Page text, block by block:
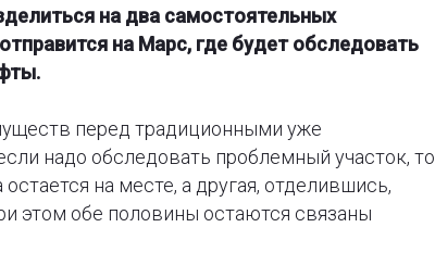
на два самостоятельных
на Марс, где будет обследовать
перед традиционными уже
надо обследовать проблемный участок, то
на месте, а другая, отделившись,
этом обе половины остаются связаны